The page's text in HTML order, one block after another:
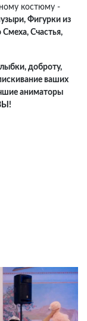
костюму -
Фигурки из
Счастья,
доброту,
ваших
аниматоры